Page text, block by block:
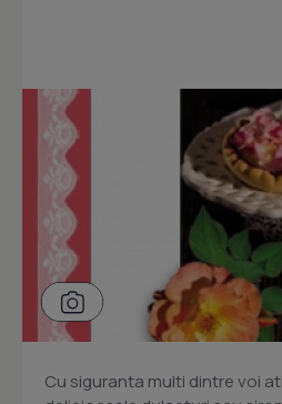
Cu siguranta multi dintre voi